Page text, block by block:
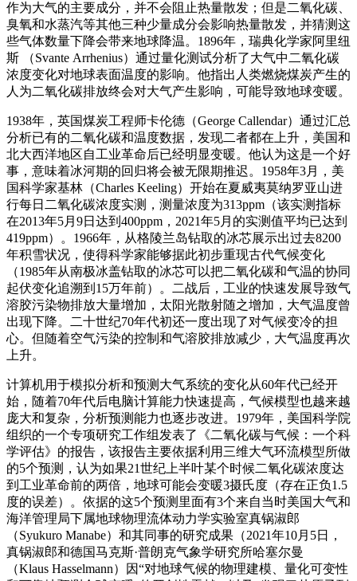
作为大气的主要成分，并不会阻止热量散发；但是二氧化碳、
臭氧和水蒸汽等其他三种少量成分会影响热量散发，并猜测这
些气体数量下降会带来地球降温。1896年，瑞典化学家阿里纽
斯
（Svante Arrhenius）通过量化测试分析了大气中二氧化碳
浓度变化对地球表面温度的影响。他指出人类燃烧煤炭产生的
人为二氧化碳排放终会对大气产生影响，可能导致地球变暖。
1938年，英国煤炭工程师卡伦德（George Callendar）通过汇总
分析已有的二氧化碳和温度数据，发现二者都在上升，美国和
北大西洋地区自工业革命后已经明显变暖。他认为这是一个好
事，意味着冰河期的回归将会被无限期推迟。1958年3月，美
国科学家基林（Charles Keeling）开始在夏威夷莫纳罗亚山进
行每日二氧化碳浓度实测，测量浓度为313ppm（该实测指标
在2013年5月9日达到400ppm，2021年5月的实测值平均已达到
419ppm）。1966年，从格陵兰岛钻取的冰芯展示出过去8200
年积雪状况，使得科学家能够据此初步重现古代气候变化
（1985年从南极冰盖钻取的冰芯可以把二氧化碳和气温的协同
起伏变化追溯到15万年前）。二战后，工业的快速发展导致气
溶胶污染物排放大量增加，太阳光散射随之增加，大气温度曾
出现下降。二十世纪70年代初还一度出现了对气候变冷的担
心。但随着空气污染的控制和气溶胶排放减少，大气温度再次
上升。
计算机用于模拟分析和预测大气系统的变化从60年代已经开
始，随着70年代后电脑计算能力快速提高，气候模型也越来越
庞大和复杂，分析预测能力也逐步改进。1979年，美国科学院
组织的一个专项研究工作组发表了《二氧化碳与气候：一个科
学评估》的报告，该报告主要依据利用三维大气环流模型所做
的5个预测，认为如果21世纪上半叶某个时候二氧化碳浓度达
到工业革命前的两倍，地球可能会变暖3摄氏度（存在正负1.5
度的误差）。依据的这5个预测里面有3个来自当时美国大气和
海洋管理局下属地球物理流体动力学实验室真锅淑郎
（Syukuro Manabe）和其同事的研究成果（2021年10月5日，
真锅淑郎和德国马克斯·普朗克气象学研究所哈塞尔曼
（Klaus Hasselmann）因“对地球气候的物理建模、量化可变性